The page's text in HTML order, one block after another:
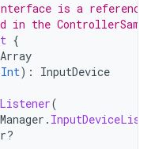
is a reference
the
{
Int): InputDevice
(
.